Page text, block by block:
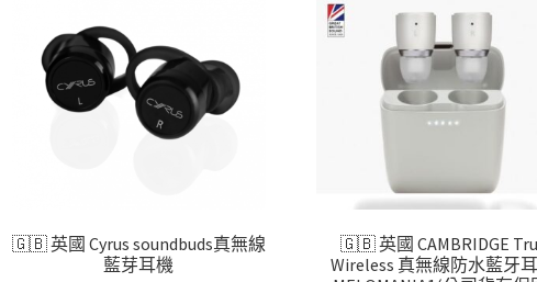
🇬🇧 英國 Cyrus soundbuds真無線
藍芽耳機
🇬🇧 英國 CAMBRIDGE
Wireless 真無線防水藍牙